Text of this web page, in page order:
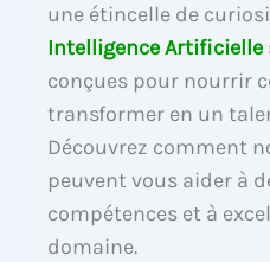
une étincelle de
Intelligence Artificielle
conçues pour nourrir
transformer en un
Découvrez comment
peuvent vous aider à
compétences et à
domaine.